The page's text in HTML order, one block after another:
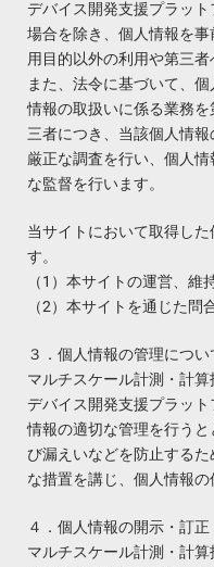
デバイス開発支援プラット
場合を除き、個人情報を
用目的以外の利用や第三者
また、法令に基づいて、
情報の取扱いに係る業務
三者につき、当該個人情
厳正な調査を行い、個人
な監督を行います。
当サイトにおいて取得し
す。
（1）本サイトの運営、維
（2）本サイトを通じた
３．個人情報の管理につい
マルチスケール計測・計
デバイス開発支援プラット
情報の適切な管理を行う
び漏えいなどを防止する
な措置を講じ、個人情報の
４．個人情報の開示・訂
マルチスケール計測・計